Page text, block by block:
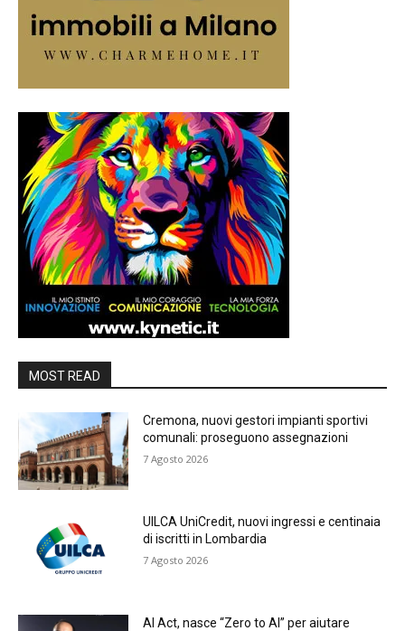
MOST READ
Cremona, nuovi gestori impianti sportivi
comunali: proseguono assegnazioni
7 Agosto 2026
UILCA UniCredit, nuovi ingressi e centinaia
di iscritti in Lombardia
7 Agosto 2026
AI Act, nasce “Zero to AI” per aiutare